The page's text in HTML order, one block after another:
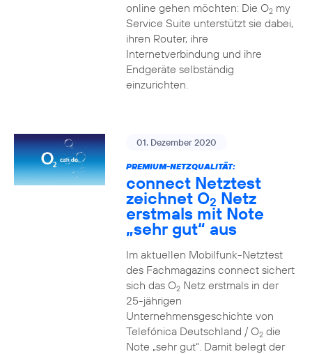
online gehen möchten: Die O2my
Service Suite unterstützt sie dabei,
ihren Router, ihre
Internetverbindung und ihre
Endgeräte selbständig
einzurichten.
01. Dezember 2020
PREMIUM-NETZQUALITÄT:
connect Netztest
zeichnet O2 Netz
erstmals mit Note
„sehr gut“ aus
Im aktuellen Mobilfunk-Netztest
des Fachmagazins connect sichert
sich das O2Netz erstmals in der
25-jährigen
Unternehmensgeschichte von
Telefónica Deutschland / O2die
Note „sehr gut“. Damit belegt der